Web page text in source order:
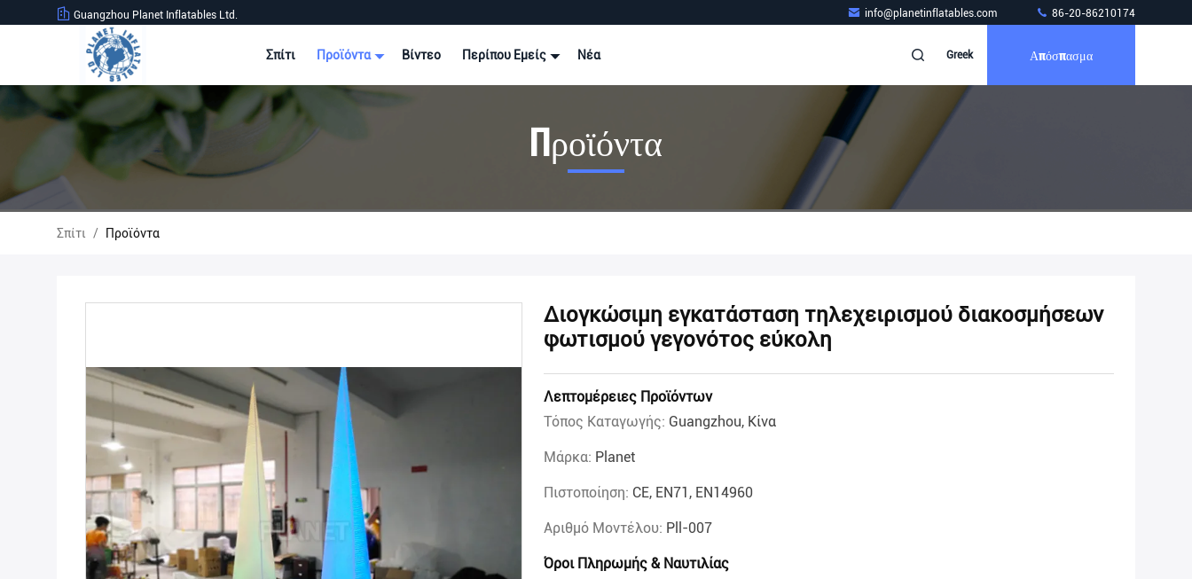
Guangzhou Planet Inflatables Ltd. info@planetinflatables.com 86-20-86210174
Σπίτι Προϊόντα Βίντεο Περίπου Εμείς Νέα Greek Απόσπασμα
Προϊόντα
Σπίτι / Προϊόντα
Διογκώσιμη εγκατάσταση τηλεχειρισμού διακοσμήσεων
φωτισμού γεγονότος εύκολη
Λεπτομέρειες Προϊόντων
Τόπος Καταγωγής: Guangzhou, Κίνα
Μάρκα: Planet
Πιστοποίηση: CE, EN71, EN14960
Αριθμό Μοντέλου: Pll-007
Όροι Πληρωμής & Ναυτιλίας